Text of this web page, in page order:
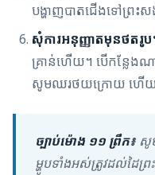
បង្ហាញបាតជើងទៅព្រះ
សុំការអនុញ្ញាតមុនថតរូប
គ្រាន់ហើយ។ បើកន្លែ
សូមឈរថយក្រោយ ហើយ
ច្បាប់ម៉ោង ១១ ព្រឹក៖ សូ
ម្ហូបទាំងអស់ត្រូវដល់ដៃព្